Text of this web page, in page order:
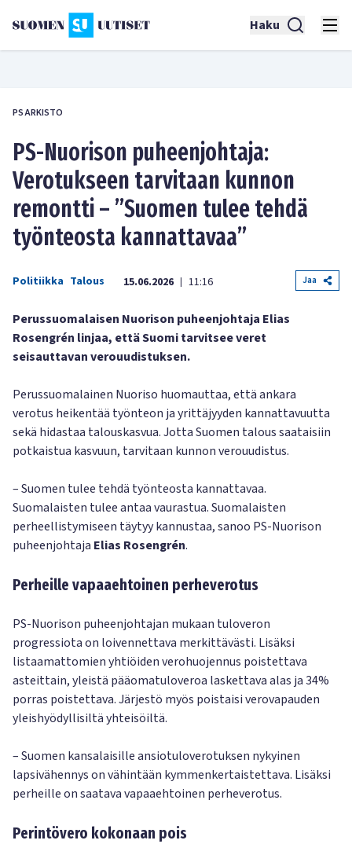
Haku
PS ARKISTO
PS-Nuorison puheenjohtaja:
Verotukseen tarvitaan kunnon
remontti – ”Suomen tulee tehdä
työnteosta kannattavaa”
Politiikka Talous 15.06.2026 | 11:16 Jaa
Perussuomalaisen Nuorison puheenjohtaja Elias
Rosengrén linjaa, että Suomi tarvitsee veret
seisauttavan verouudistuksen.
Perussuomalainen Nuoriso huomauttaa, että ankara
verotus heikentää työnteon ja yrittäjyyden kannattavuutta
sekä hidastaa talouskasvua. Jotta Suomen talous saataisiin
potkaistua kasvuun, tarvitaan kunnon verouudistus.
– Suomen tulee tehdä työnteosta kannattavaa.
Suomalaisten tulee antaa vaurastua. Suomalaisten
perheellistymiseen täytyy kannustaa, sanoo PS-Nuorison
puheenjohtaja Elias Rosengrén.
Perheille vapaaehtoinen perheverotus
PS-Nuorison puheenjohtajan mukaan tuloveron
progressiota on loivennettava merkittävästi. Lisäksi
listaamattomien yhtiöiden verohuojennus poistettava
asteittain, yleistä pääomatuloveroa laskettava alas ja 34%
porras poistettava. Järjestö myös poistaisi verovapauden
yleishyödyllisiltä yhteisöiltä.
– Suomen kansalaisille ansiotuloverotuksen nykyinen
lapsivähennys on vähintään kymmenkertaistettava. Lisäksi
perheille on saatava vapaaehtoinen perheverotus.
Perintövero kokonaan pois